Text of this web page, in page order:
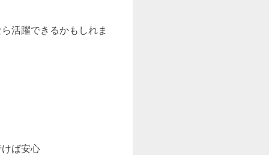
活躍できるかもしれま
ば安心